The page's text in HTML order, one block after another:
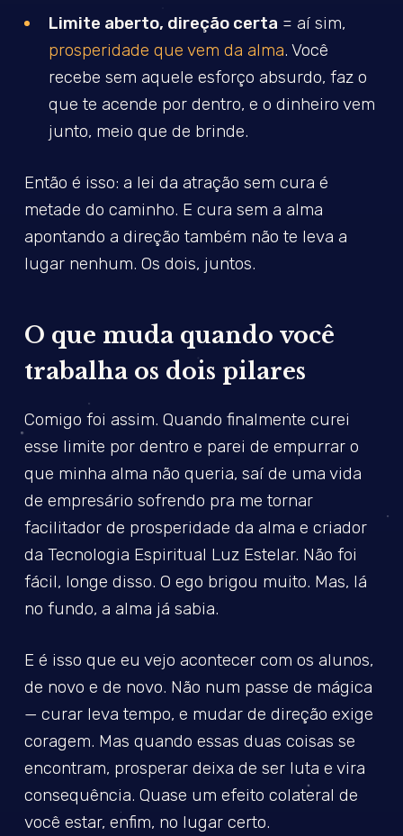
Limite aberto, direção certa = aí sim,
prosperidade que vem da alma. Você
recebe sem aquele esforço absurdo, faz o
que te acende por dentro, e o dinheiro vem
junto, meio que de brinde.
Então é isso: a lei da atração sem cura é
metade do caminho. E cura sem a alma
apontando a direção também não te leva a
lugar nenhum. Os dois, juntos.
O que muda quando você
trabalha os dois pilares
Comigo foi assim. Quando finalmente curei
esse limite por dentro e parei de empurrar o
que minha alma não queria, saí de uma vida
de empresário sofrendo pra me tornar
facilitador de prosperidade da alma e criador
da Tecnologia Espiritual Luz Estelar. Não foi
fácil, longe disso. O ego brigou muito. Mas, lá
no fundo, a alma já sabia.
E é isso que eu vejo acontecer com os alunos,
de novo e de novo. Não num passe de mágica
— curar leva tempo, e mudar de direção exige
coragem. Mas quando essas duas coisas se
encontram, prosperar deixa de ser luta e vira
consequência. Quase um efeito colateral de
você estar, enfim, no lugar certo.